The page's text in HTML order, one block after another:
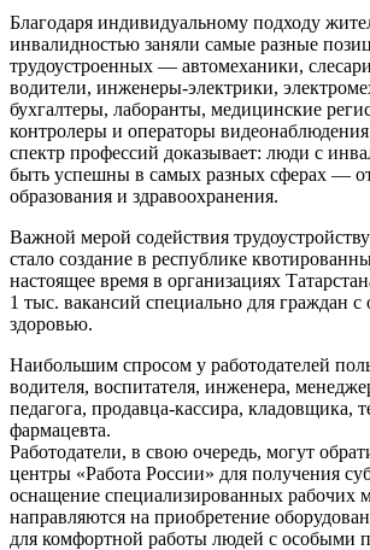
Благодаря индивидуальному подходу
инвалидностью заняли самые разные
трудоустроенных — автомеханики,
водители, инженеры-электрики,
бухгалтеры, лаборанты, медицинские
контролеры и операторы
спектр профессий доказывает: люди с
быть успешны в самых разных сферах —
образования и здравоохранения.
Важной мерой содействия
стало создание в республике
настоящее время в организациях
1 тыс. вакансий специально для граждан
здоровью.
Наибольшим спросом у работодателей
водителя, воспитателя, инженера,
педагога, продавца-кассира, кладовщика,
фармацевта.
Работодатели, в свою очередь, могут
центры «Работа России» для получения
оснащение специализированных рабочих
направляются на приобретение
для комфортной работы людей с особыми